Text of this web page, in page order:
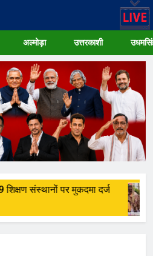
अल्मोड़ा उत्तरकाशी
संस्थानों पर मुकदमा दर्ज